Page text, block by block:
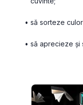
să sorteze
să aprecieze și